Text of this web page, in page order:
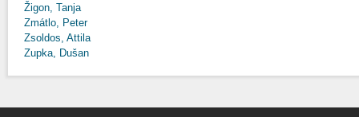
Žigon, Tanja
Zmátlo, Peter
Zsoldos, Attila
Zupka, Dušan